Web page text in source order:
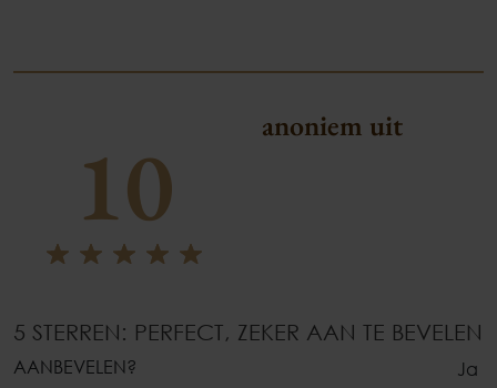
10 anoniem uit
5 STERREN: PERFECT, ZEKER AAN TE BEVELEN
AANBEVELEN? Ja